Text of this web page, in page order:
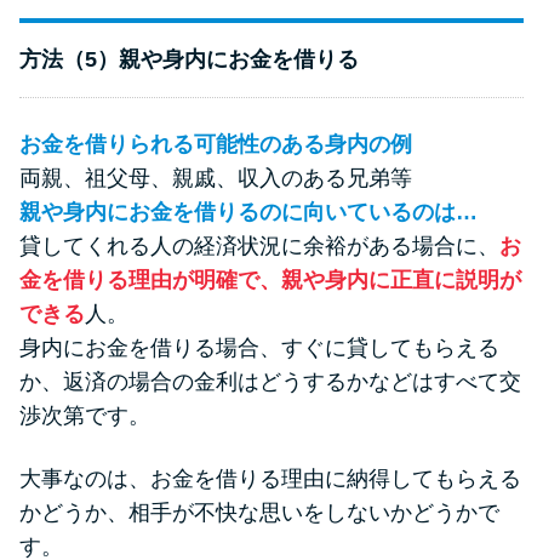
方法（5）親や身内にお金を借りる
お金を借りられる可能性のある身内の例
両親、祖父母、親戚、収入のある兄弟等
親や身内にお金を借りるのに向いているのは…
貸してくれる人の経済状況に余裕がある場合に、 お
金を借りる理由が明確で、親や身内に正直に説明が
できる 人。
身内にお金を借りる場合、すぐに貸してもらえる
か、返済の場合の金利はどうするかなどはすべて交
渉次第です。
大事なのは、お金を借りる理由に納得してもらえる
かどうか、相手が不快な思いをしないかどうかで
す。